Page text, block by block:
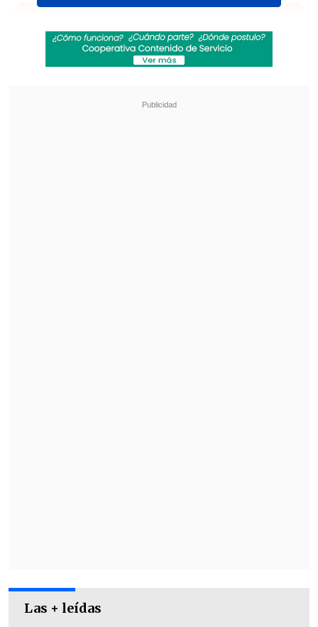
Infantino llegó a Colombia para asistir a
investidura presidencial en medio de crisis en
La programación de la fecha 19 de la Liga de
Las + leídas